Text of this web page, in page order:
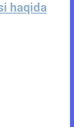
haqida